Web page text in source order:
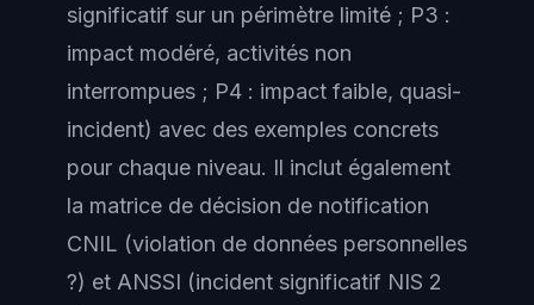
significatif sur un périmètre limité ; P3 :
impact modéré, activités non
interrompues ; P4 : impact faible, quasi-
incident) avec des exemples concrets
pour chaque niveau. Il inclut également
la matrice de décision de notification
CNIL (violation de données personnelles
?) et ANSSI (incident significatif NIS 2